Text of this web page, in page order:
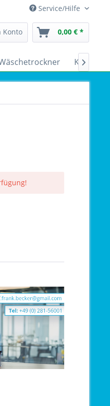
Service/Hilfe
Konto 0,00 € *
